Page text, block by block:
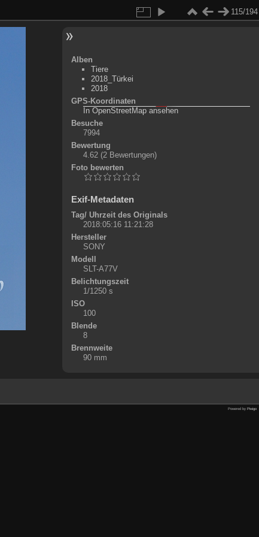
115/194
Alben
Tiere
2018_Türkei
2018
GPS-Koordinaten
+
-
©
In OpenStreetMap ansehen
Besuche
7994
Bewertung
4.62 (2 Bewertungen)
Foto bewerten
Exif-Metadaten
Tag/ Uhrzeit des Originals
2018:05:16 11:21:28
Hersteller
SONY
Modell
SLT-A77V
Belichtungszeit
1/1250 s
ISO
100
Blende
8
Brennweite
90 mm
Powered by Piwigo